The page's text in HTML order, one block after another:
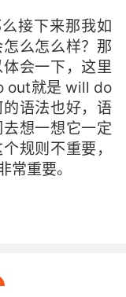
接下来那我如
么怎么样？那
会一下，这里
out就是 will do
语法也好，语
想一想它一定
规则不重要，
常重要。